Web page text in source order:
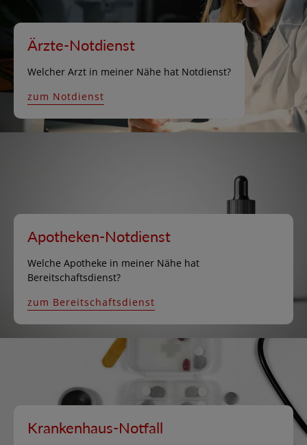
Ärzte-Notdienst
Welcher Arzt in meiner Nähe hat Notdienst?
zum Notdienst
Apotheken-Notdienst
Welche Apotheke in meiner Nähe hat
Bereitschaftsdienst?
zum Bereitschaftsdienst
Krankenhaus-Notfall